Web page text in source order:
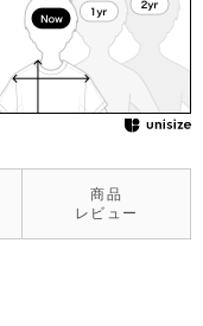
商品
レビュー